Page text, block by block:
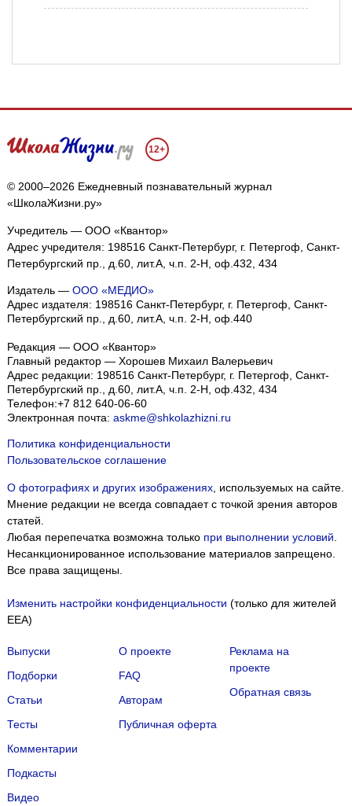
12+
© 2000–2026 Ежедневный познавательный журнал
«ШколаЖизни.ру»
Учредитель — ООО «Квантор»
Адрес учредителя: 198516 Санкт-Петербург, г. Петергоф, Санкт-
Петербургский пр., д.60, лит.А, ч.п. 2-Н, оф.432, 434
Издатель — ООО «МЕДИО»
Адрес издателя: 198516 Санкт-Петербург, г. Петергоф, Санкт-
Петербургский пр., д.60, лит.А, ч.п. 2-Н, оф.440
Редакция — ООО «Квантор»
Главный редактор — Хорошев Михаил Валерьевич
Адрес редакции: 198516 Санкт-Петербург, г. Петергоф Санкт-
Петербургский пр., д.60, лит.А, ч.п. 2-Н, оф.432, 434
Телефон:+7 812 640-06-60
Электронная почта: askme@shkolazhizni.ru
Политика конфиденциальности
Пользовательское соглашение
О фотографиях и других изображениях, используемых на сайте.
Мнение редакции не всегда совпадает с точкой зрения авторов
статей.
Любая перепечатка возможна только при выполнении условий
Несанкционированное использование материалов запрещено.
Все права защищены.
Изменить настройки конфиденциальности (только для жителей
EEA)
Выпуски
Подборки
Статьи
Тесты
Комментарии
Подкасты
Видео
О проекте
FAQ
Авторам
Публичная оферта
Реклама на
проекте
Обратная связь